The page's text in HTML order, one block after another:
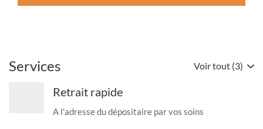
Services Voir tout (3)
Retrait rapide
A l'adresse du dépositaire par vos soins